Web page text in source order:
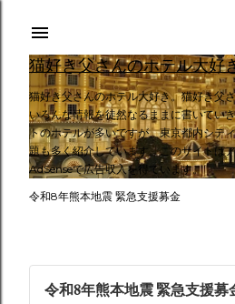
スキップしてメイン
猫好き父さんのホテル大好
猫好き父さんのホテル大好き。猫好き父
いろんな情報を徒然なるままに書いてい
トのホテルが多いですが、東京都内シテ
題も多く紹介しています。このサイトは
AdSenseで広告収入を得ています。
令和8年熊本地震 緊急支援募金
令和8年熊本地震 緊急支援募